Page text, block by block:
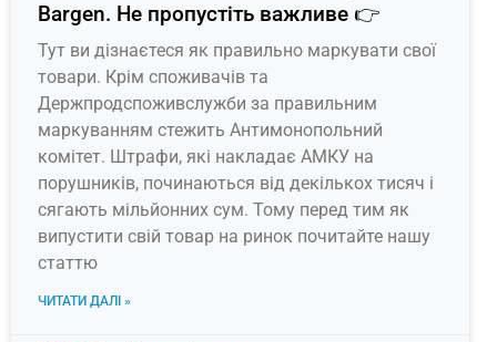
Bargen. Не пропустіть важливе 👉
Тут ви дізнаєтеся як правильно маркувати свої
товари. Крім споживачів та
Держпродспоживслужби за правильним
маркуванням стежить Антимонопольний
комітет. Штрафи, які накладає АМКУ на
порушників, починаються від декількох тисяч і
сягають мільйонних сум. Тому перед тим як
випустити свій товар на ринок почитайте нашу
статтю
ЧИТАТИ ДАЛІ »